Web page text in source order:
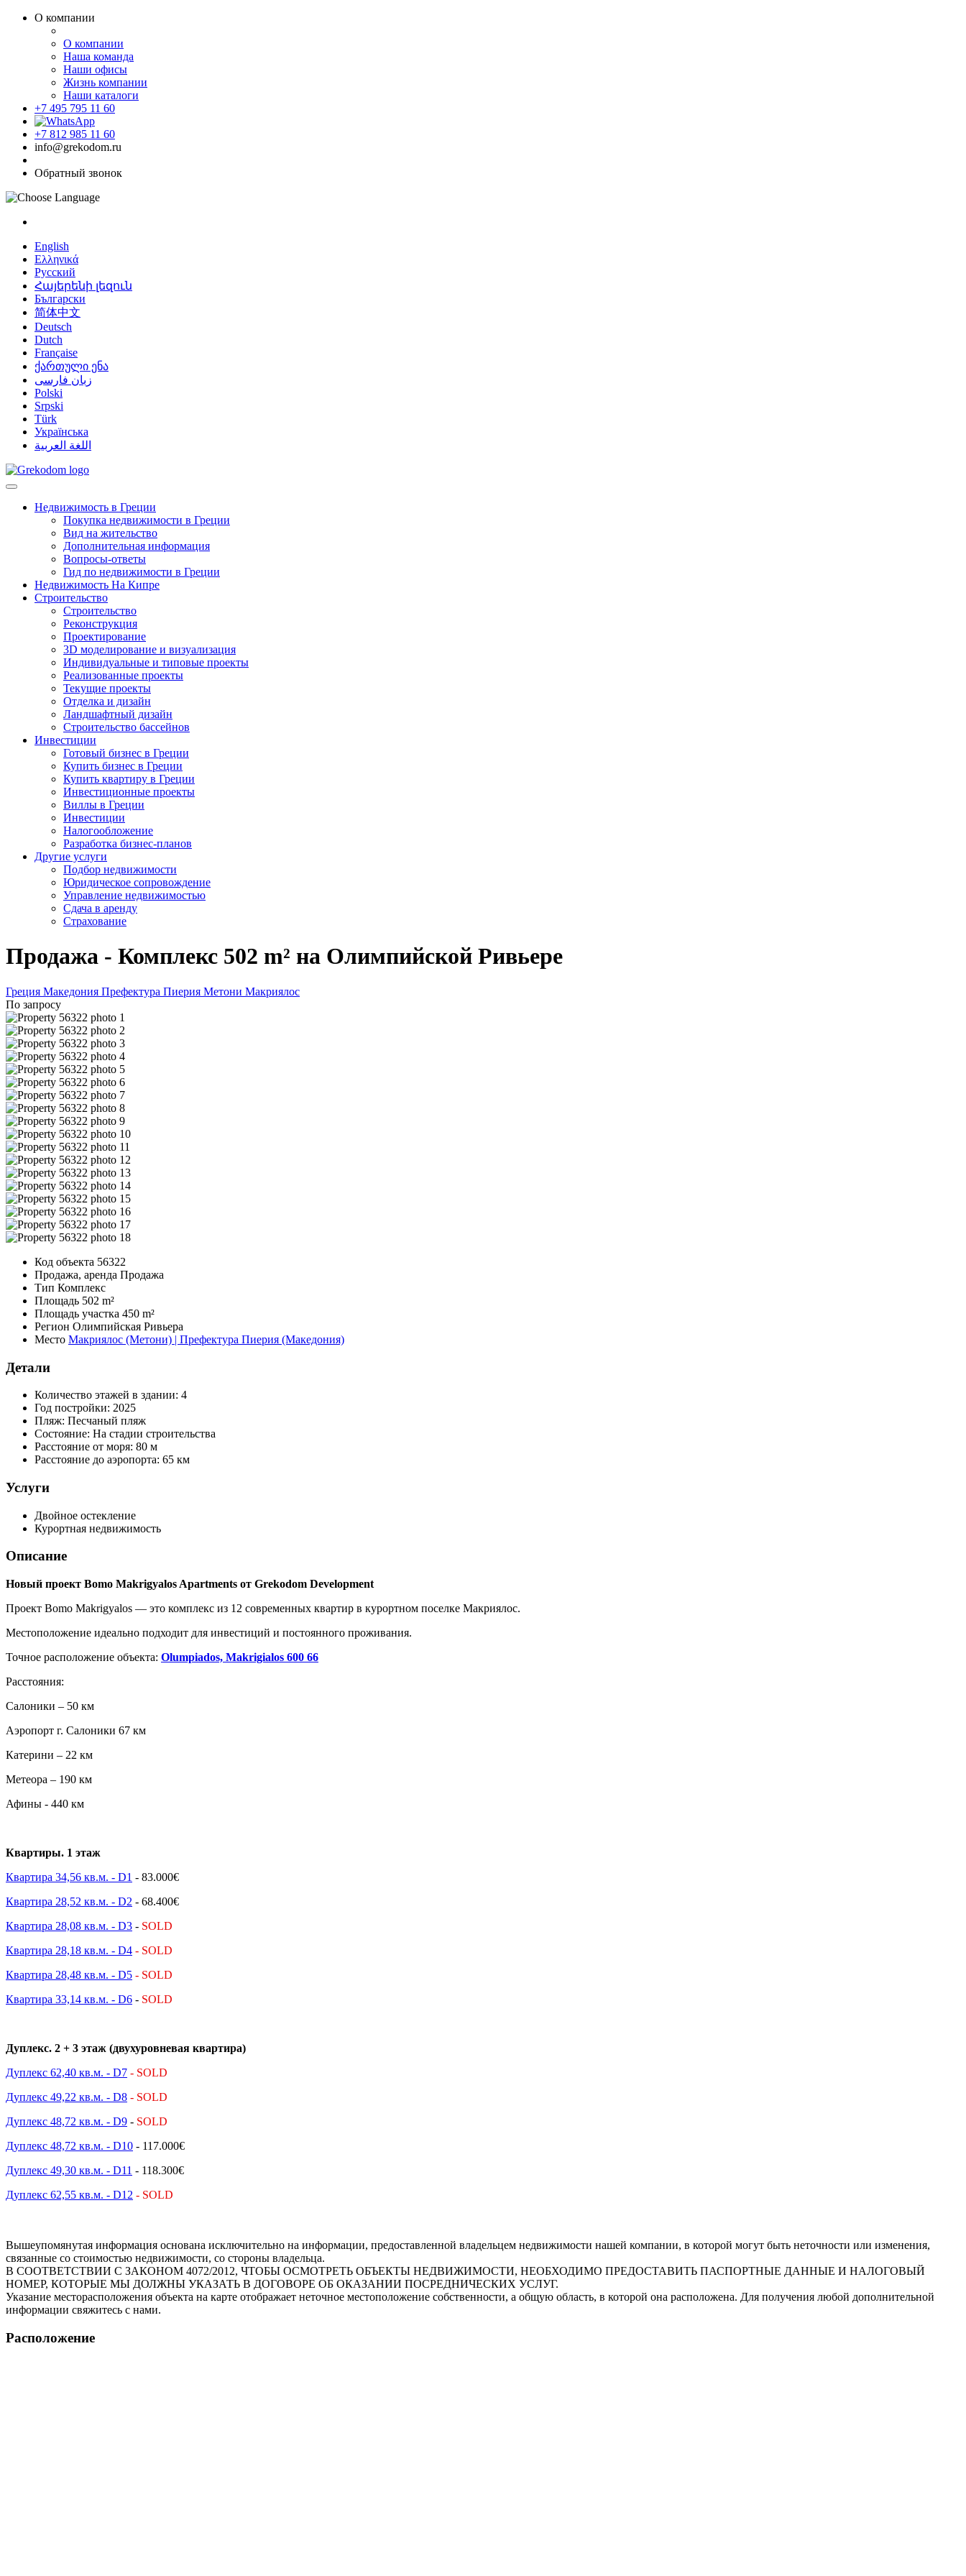
О компании
О компании
Наша команда
Наши офисы
Жизнь компании
Наши каталоги
+7 495 795 11 60
+7 812 985 11 60
info@grekodom.ru
Обратный звонок
English
Ελληνικά
Русский
Հայերենի լեզուն
Български
简体中文
Deutsch
Dutch
Française
ქართული ენა
زبان فارسی
Polski
Srpski
Türk
Українська
اللغة العربية
Недвижимость в Греции
Покупка недвижимости в Греции
Вид на жительство
Дополнительная информация
Вопросы-ответы
Гид по недвижимости в Греции
Недвижимость На Кипре
Строительство
Строительство
Реконструкция
Проектирование
3D моделирование и визуализация
Индивидуальные и типовые проекты
Реализованные проекты
Текущие проекты
Отделка и дизайн
Ландшафтный дизайн
Строительство бассейнов
Инвестиции
Готовый бизнес в Греции
Купить бизнес в Греции
Купить квартиру в Греции
Инвестиционные проекты
Виллы в Греции
Инвестиции
Налогообложение
Разработка бизнес-планов
Другие услуги
Подбор недвижимости
Юридическое сопровождение
Управление недвижимостью
Сдача в аренду
Страхование
Продажа - Комплекс 502 m² на Олимпийской Ривьере
Греция Македония Префектура Пиерия Метони Макриялос
По запросу
Код объекта 56322
Продажа, аренда Продажа
Тип Комплекс
Площадь 502 m²
Площадь участка 450 m²
Регион Олимпийская Ривьера
Место Макриялос (Метони) | Префектура Пиерия (Македония)
Детали
Количество этажей в здании: 4
Год постройки: 2025
Пляж: Песчаный пляж
Состояние: На стадии строительства
Расстояние от моря: 80 м
Расстояние до аэропорта: 65 км
Услуги
Двойное остекление
Курортная недвижимость
Описание
Новый проект Bomo Makrigyalos Apartments от Grekodom Development
Проект Bomo Makrigyalos — это комплекс из 12 современных квартир в курортном поселке Макриялос.
Местоположение идеально подходит для инвестиций и постоянного проживания.
Точное расположение объекта: Olumpiados, Makrigialos 600 66
Расстояния:
Салоники – 50 км
Аэропорт г. Салоники 67 км
Катерини – 22 км
Метеора – 190 км
Афины - 440 км
Квартиры. 1 этаж
Квартира 34,56 кв.м. - D1 - 83.000€
Квартира 28,52 кв.м. - D2 - 68.400€
Квартира 28,08 кв.м. - D3 - SOLD
Квартира 28,18 кв.м. - D4 - SOLD
Квартира 28,48 кв.м. - D5 - SOLD
Квартира 33,14 кв.м. - D6 - SOLD
Дуплекс. 2 + 3 этаж (двухуровневая квартира)
Дуплекс 62,40 кв.м. - D7 - SOLD
Дуплекс 49,22 кв.м. - D8 - SOLD
Дуплекс 48,72 кв.м. - D9 - SOLD
Дуплекс 48,72 кв.м. - D10 - 117.000€
Дуплекс 49,30 кв.м. - D11 - 118.300€
Дуплекс 62,55 кв.м. - D12 - SOLD
Вышеупомянутая информация основана исключительно на информации, предоставленной владельцем недвижимости нашей компании, в которой могут быть неточности или изменения,
связанные со стоимостью недвижимости, со стороны владельца.
В СООТВЕТСТВИИ С ЗАКОНОМ 4072/2012, ЧТОБЫ ОСМОТРЕТЬ ОБЪЕКТЫ НЕДВИЖИМОСТИ, НЕОБХОДИМО ПРЕДОСТАВИТЬ ПАСПОРТНЫЕ ДАННЫЕ И НАЛОГОВЫЙ
НОМЕР, КОТОРЫЕ МЫ ДОЛЖНЫ УКАЗАТЬ В ДОГОВОРЕ ОБ ОКАЗАНИИ ПОСРЕДНИЧЕСКИХ УСЛУГ.
Указание месторасположения объекта на карте отображает неточное местоположение собственности, а общую область, в которой она расположена. Для получения любой дополнительной
информации свяжитесь с нами.
Расположение